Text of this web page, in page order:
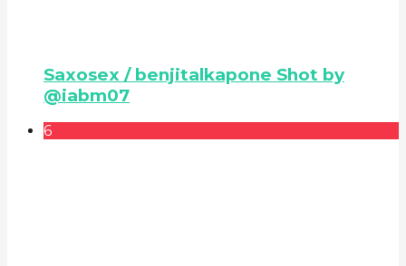
Saxosex / benjitalkapone Shot by
@iabm07
6